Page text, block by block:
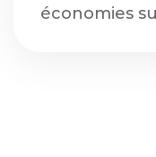
économies